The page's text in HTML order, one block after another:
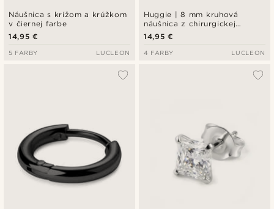
Náušnica s krížom a krúžkom
v čiernej farbe
14,95 €
5 FARBY LUCLEON
Huggie | 8 mm kruhová
náušnica z chirurgickej
nehrdzavejúcej ocele v zlatej
farbe
14,95 €
4 FARBY LUCLEON